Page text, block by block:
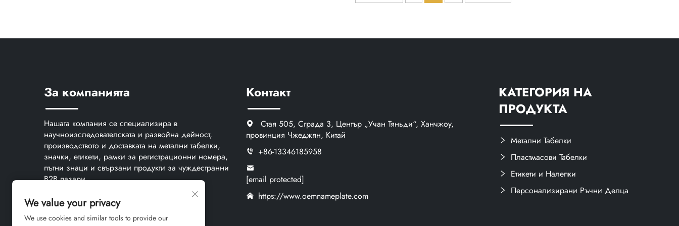
За компанията
Нашата компания се специализира в
научноизследователската и развойна дейност,
производството и доставката на метални табелки,
значки, етикети, рамки за регистрационни номера,
пътни знаци и свързани продукти за чуждестранни
B2B пазари.
Контакт
Стая 505, Сграда 3, Център „Учан Тяньди“, Ханчжоу,
провинция Чжеджян, Китай
+86-13346185958
[email protected]
https://www.oemnameplate.com
КАТЕГОРИЯ НА
ПРОДУКТА
Метални Табелки
Пластмасови Табелки
Етикети и Налепки
Персонализирани Ръчни Делца
We value your privacy
We use cookies and similar tools to provide our